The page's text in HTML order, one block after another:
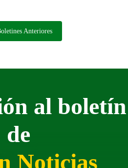
Anteriores
al boletín
de
Noticias